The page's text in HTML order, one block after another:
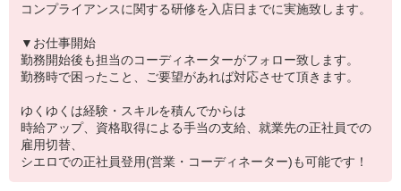
コンプライアンスに関する研修を入店日までに実施致します。
▼お仕事開始
勤務開始後も担当のコーディネーターがフォロー致します。
勤務時で困ったこと、ご要望があれば対応させて頂きます。
ゆくゆくは経験・スキルを積んでからは
時給アップ、資格取得による手当の支給、就業先の正社員での
雇用切替、
シエロでの正社員登用(営業・コーディネーター)も可能です！